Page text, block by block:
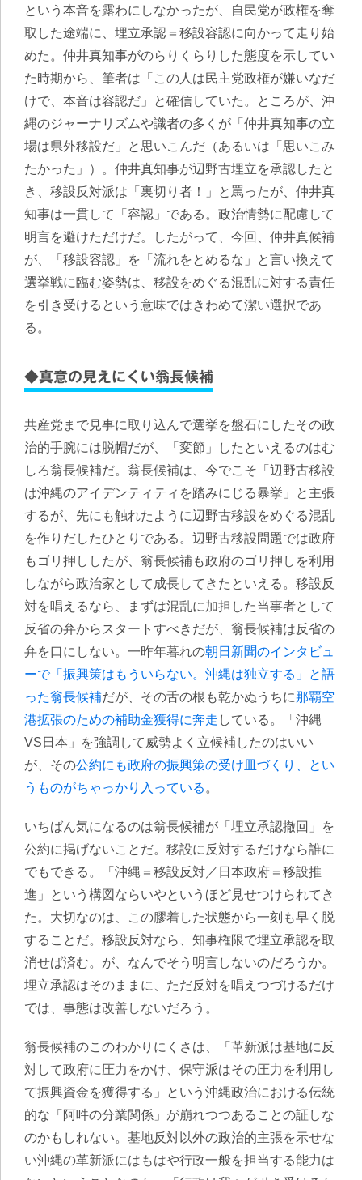
という本音を露わにしなかったが、自民党が政権を奪
取した途端に、埋立承認＝移設容認に向かって走り始
めた。仲井真知事がのらりくらりした態度を示してい
た時期から、筆者は「この人は民主党政権が嫌いなだ
けで、本音は容認だ」と確信していた。ところが、沖
縄のジャーナリズムや識者の多くが「仲井真知事の立
場は県外移設だ」と思いこんだ（あるいは「思いこみ
たかった」）。 仲井真知事が辺野古埋立を承認したと
き、移設反対派は「裏切り者！」と罵ったが、仲井真
知事は一貫して「容認」である。政治情勢に配慮して
明言を避けただけだ。したがって、今回、仲井真候補
が、「移設容認」を「流れをとめるな」と言い換えて
選挙戦に臨む姿勢は、移設をめぐる混乱に対する責任
を引き受けるという意味ではきわめて潔い選択であ
る。
◆真意の見えにくい翁長候補
共産党まで見事に取り込んで選挙を盤石にしたその政
治的手腕には脱帽だが、「変節」したといえるのはむ
しろ翁長候補だ。翁長候補は、今でこそ「辺野古移設
は沖縄のアイデンティティを踏みにじる暴挙」と主張
するが、先にも触れたように辺野古移設をめぐる混乱
を作りだしたひとりである。辺野古移設問題では政府
もゴリ押ししたが、翁長候補も政府のゴリ押しを利用
しながら政治家として成長してきたといえる。移設反
対を唱えるなら、まずは混乱に加担した当事者として
反省の弁からスタートすべきだが、翁長候補は反省の
弁を口にしない。一昨年暮れの朝日新聞のインタビュ
ーで「振興策はもういらない。沖縄は独立する」と語
った翁長候補だが、その舌の根も乾かぬうちに那覇空
港拡張のための補助金獲得に奔走 している。「沖縄
VS日本」を強調して威勢よく立候補したのはいい
が、その公約にも政府の振興策の受け皿づくり、とい
うものがちゃっかり入っている 。
いちばん気になるのは翁長候補が「埋立承認撤回」を
公約に掲げないことだ。移設に反対するだけなら誰に
でもできる。「沖縄＝移設反対／日本政府＝移設推
進」という構図ならいやというほど見せつけられてき
た。大切なのは、この膠着した状態から一刻も早く脱
することだ。移設反対なら、知事権限で埋立承認を取
消せば済む。が、なんでそう明言しないのだろうか。
埋立承認はそのままに、ただ反対を唱えつづけるだけ
では、事態は改善しないだろう。
翁長候補のこのわかりにくさは、
「革新派は基地に反
対して政府に圧力をかけ、保守派はその圧力を利用し
て振興資金を獲得する」という沖縄政治における伝統
的な「阿吽の分業関係」 が崩れつつあることの証しな
のかもしれない。基地反対以外の政治的主張を示せな
い沖縄の革新派にはもはや行政一般を担当する能力は